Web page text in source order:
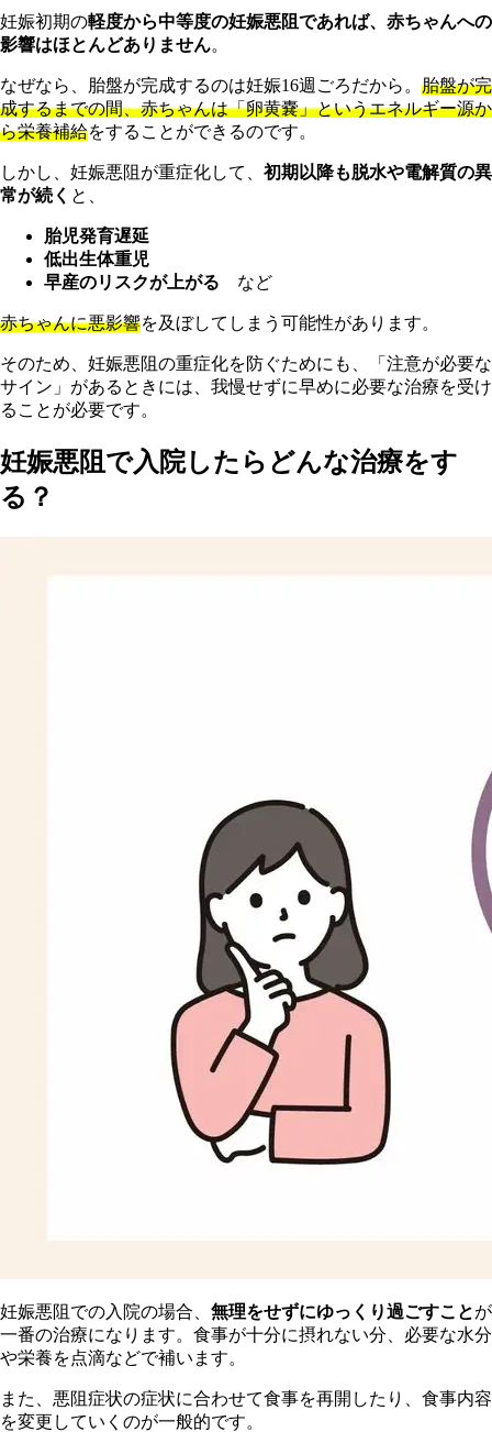
妊娠初期の軽度から中等度の妊娠悪阻であれば、赤ちゃんへの
影響はほとんどありません。
なぜなら、胎盤が完成するのは妊娠16週ごろだから。 胎盤が完
成するまでの間、赤ちゃんは「卵黄嚢」というエネルギー源か
ら栄養補給をすることができるのです。
しかし、妊娠悪阻が重症化して、 初期以降も脱水や電解質の異
常が続く と、
胎児発育遅延
低出生体重児
早産のリスクが上がる など
赤ちゃんに悪影響を及ぼしてしまう可能性があります。
そのため、妊娠悪阻の重症化を防ぐためにも、「注意が必要な
サイン」があるときには、我慢せずに早めに必要な治療を受け
ることが必要です。
妊娠悪阻で入院したらどんな治療をす
る？
妊娠悪阻での入院の場合、 無理をせずにゆっくり過ごすことが
一番の治療になります。食事が十分に摂れない分、必要な水分
や栄養を点滴などで補います。
また、悪阻症状の症状に合わせて食事を再開したり、食事内容
を変更していくのが一般的です。